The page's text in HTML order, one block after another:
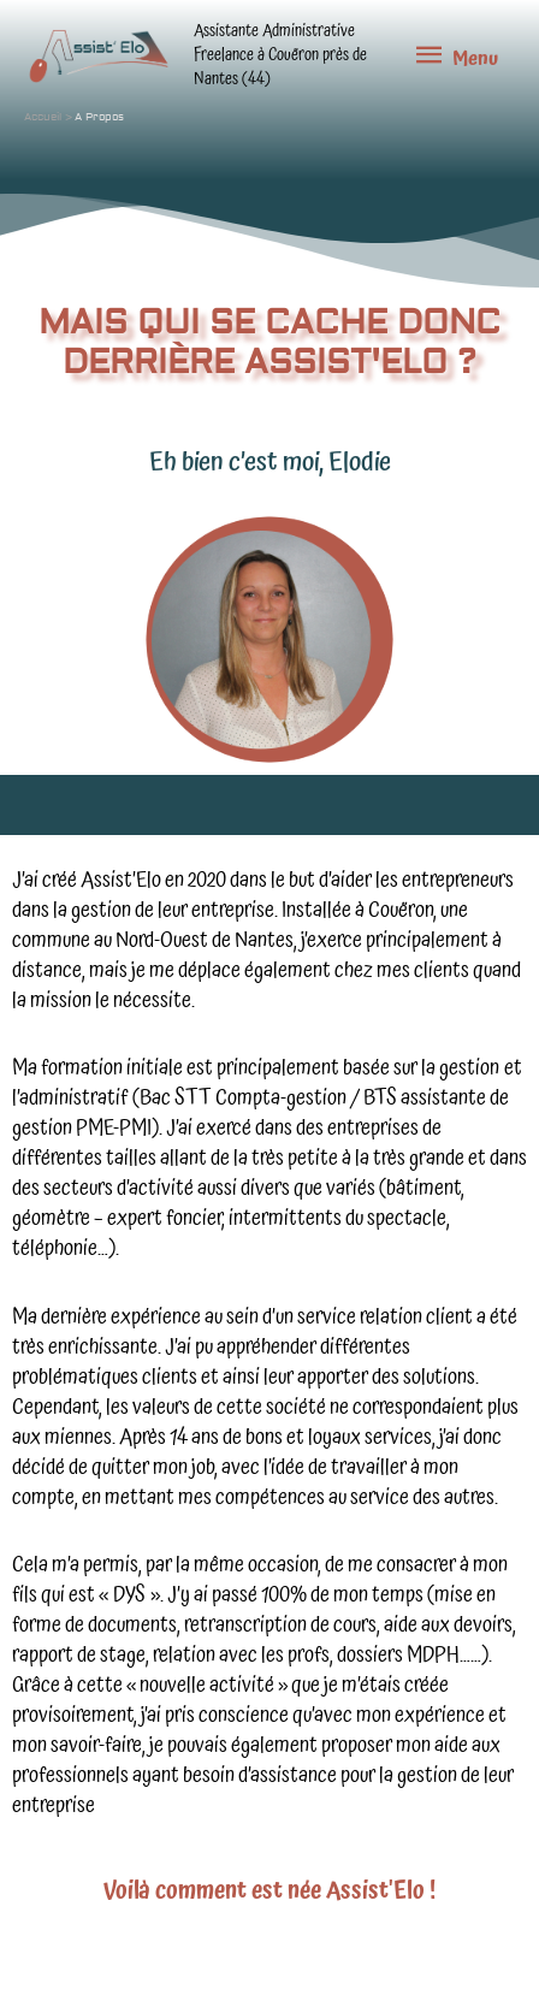
Aller
au
contenu
Assistante Administrative
Freelance à Couëron près de
Nantes (44)
Menu
Menu
Accueil A Propos
MAIS QUI SE CACHE DONC
DERRIÈRE ASSIST'ELO ?
Eh bien c’est moi, Elodie
J’ai créé Assist’Elo en 2020 dans le but d’aider les entrepreneurs
dans la gestion de leur entreprise. Installée à Couëron, une
commune au Nord-Ouest de Nantes, j’exerce principalement à
distance, mais je me déplace également chez mes clients quand
la mission le nécessite.
Ma formation initiale est principalement basée sur la gestion et
l’administratif (Bac STT Compta-gestion / BTS assistante de
gestion PME-PMI). J’ai exercé dans des entreprises de
différentes tailles allant de la très petite à la très grande et dans
des secteurs d’activité aussi divers que variés (bâtiment,
géomètre – expert foncier, intermittents du spectacle,
téléphonie…).
Ma dernière expérience au sein d’un service relation client a été
très enrichissante. J’ai pu appréhender différentes
problématiques clients et ainsi leur apporter des solutions.
Cependant, les valeurs de cette société ne correspondaient plus
aux miennes. Après 14 ans de bons et loyaux services, j’ai donc
décidé de quitter mon job, avec l’idée de travailler à mon
compte, en mettant mes compétences au service des autres.
Cela m’a permis, par la même occasion, de me consacrer à mon
fils qui est « DYS ». J’y ai passé 100% de mon temps (mise en
forme de documents, retranscription de cours, aide aux devoirs,
rapport de stage, relation avec les profs, dossiers MDPH……).
Grâce à cette « nouvelle activité » que je m’étais créée
provisoirement, j’ai pris conscience qu’avec mon expérience et
mon savoir-faire, je pouvais également proposer mon aide aux
professionnels ayant besoin d’assistance pour la gestion de leur
entreprise
Voilà comment est née Assist'Elo !